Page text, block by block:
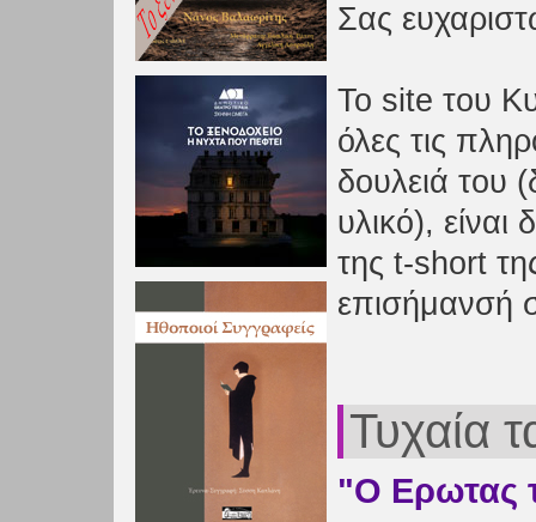
Σας
Το site του
όλες τις
δουλειά του
υλικό),
της t-short
επισήμανσή
Τυχαία
"Ο Ερωτας